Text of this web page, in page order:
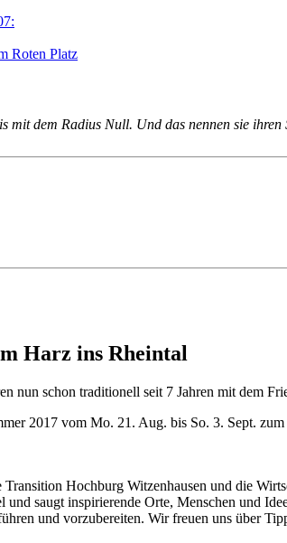
Roten Platz
mit dem Radius Null. Und das nennen sie ihren
Harz ins Rheintal
nun schon traditionell seit 7 Jahren mit dem
2017 vom Mo. 21. Aug. bis So. 3. Sept.
Hochburg Witzenhausen und die
saugt inspirierende Orte, Menschen und
und vorzubereiten. Wir freuen uns über